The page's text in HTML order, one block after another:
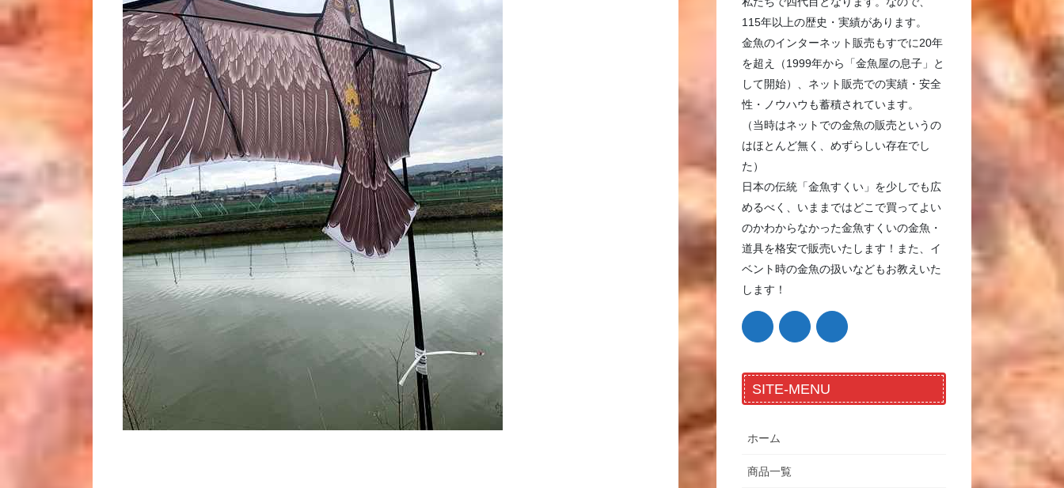
115年以上の歴史・実績があります。
金魚のインターネット販売もすでに20年
を超え（1999年から「金魚屋の息子」と
して開始）、ネット販売での実績・安全
性・ノウハウも蓄積されています。
（当時はネットでの金魚の販売というの
はほとんど無く、めずらしい存在でし
た）
日本の伝統「金魚すくい」を少しでも広
めるべく、いままではどこで買ってよい
のかわからなかった金魚すくいの金魚・
道具を格安で販売いたします！また、イ
ベント時の金魚の扱いなどもお教えいた
します！
SITE-MENU
ホーム
商品一覧